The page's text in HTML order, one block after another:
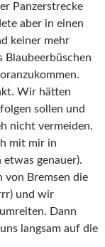
Panzerstrecke
aber in einen
keiner mehr
Blaubeerbüschen
Wir hätten
sollen und
nicht vermeiden.
mit mir in
genauer).
von Bremsen die
und wir
Dann
langsam auf die